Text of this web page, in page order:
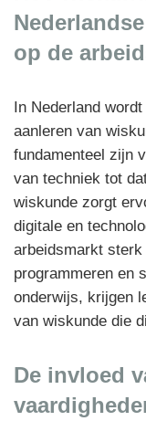
op de
In Nederland
aanleren van
fundamenteel zijn
van techniek tot
wiskunde zorgt
digitale en
arbeidsmarkt
programmeren en
onderwijs, krijgen
van wiskunde die
De invloed